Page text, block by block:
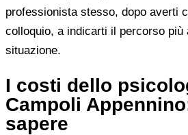
professionista stesso, dopo averti
colloquio, a indicarti il percorso più
situazione.
I costi dello
Campoli
sapere